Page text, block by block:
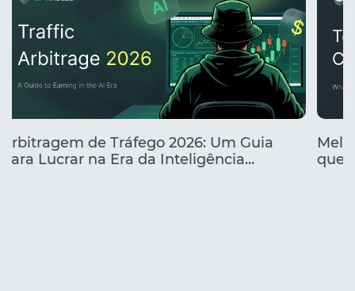
Arbitragem de Tráfego 2026: Um Guia
para Lucrar na Era da Inteligência
que